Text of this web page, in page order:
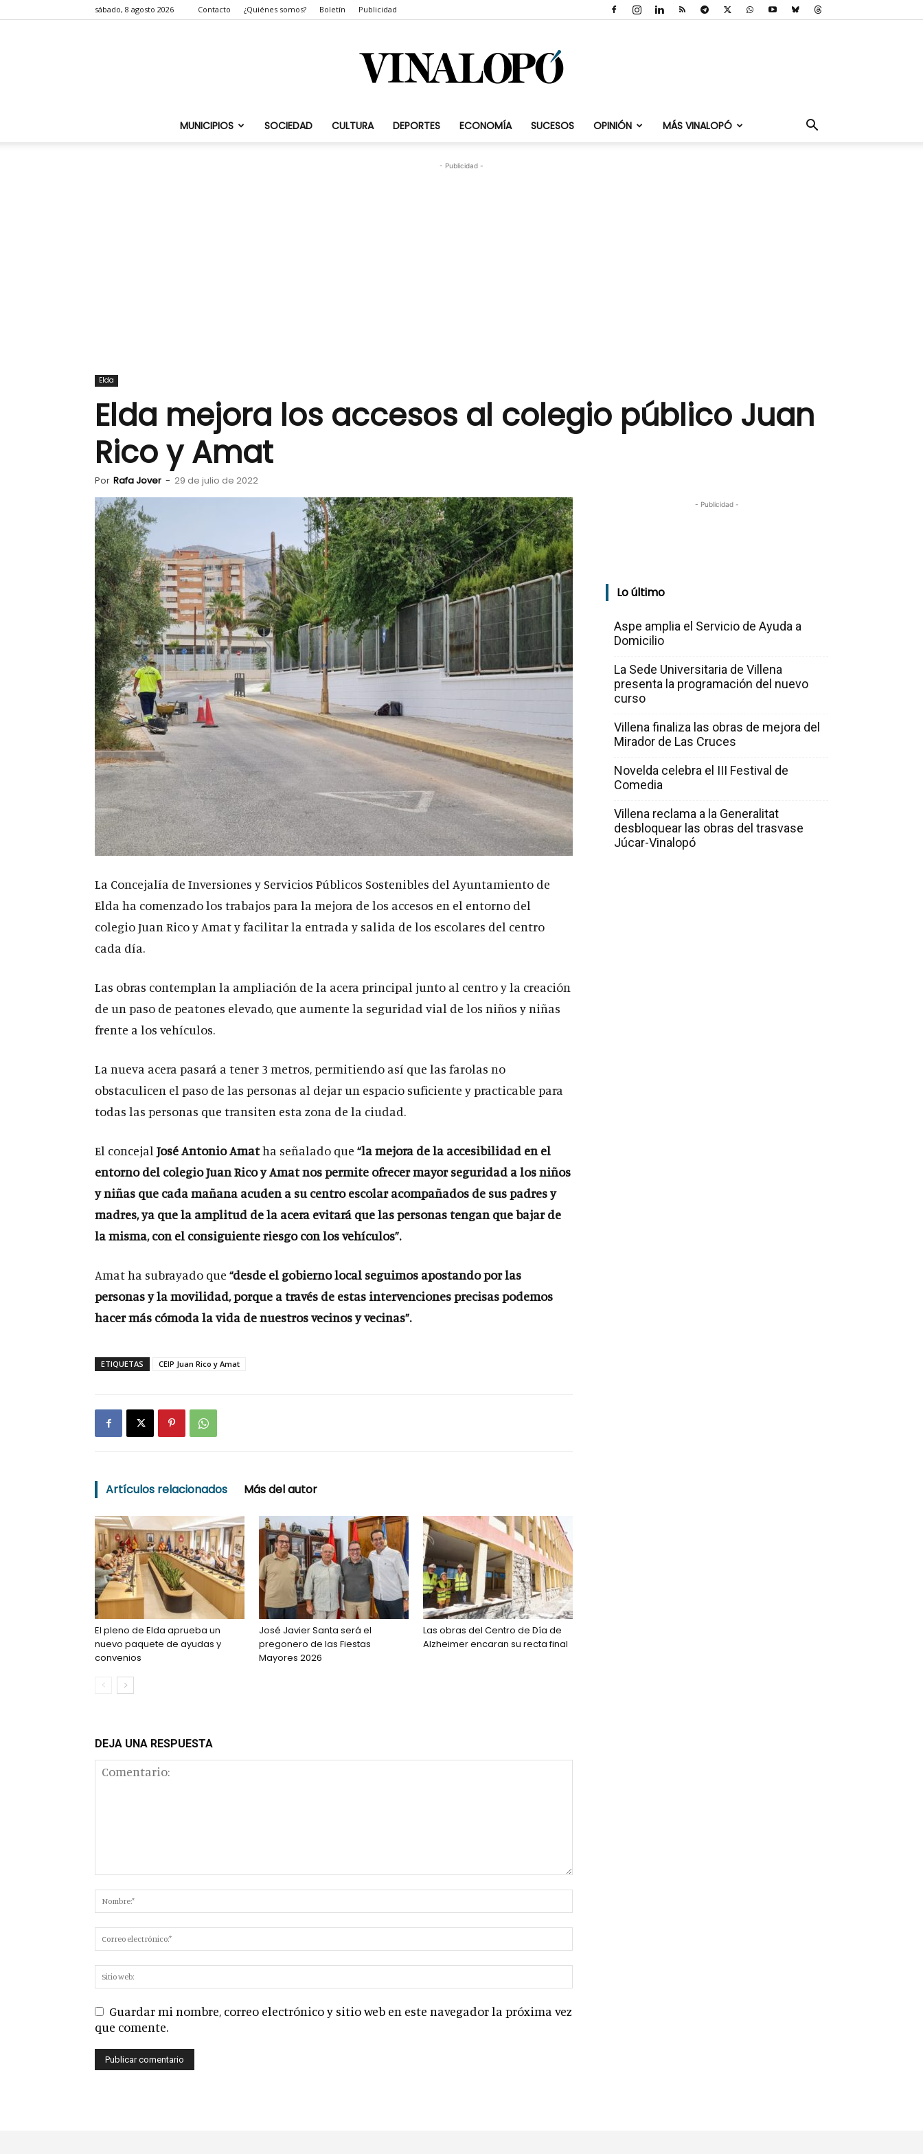
sábado, 8 agosto 2026 Contacto ¿Quiénes somos? Boletín Publicidad
Vinalopó.com
MUNICIPIOS SOCIEDAD CULTURA DEPORTES ECONOMÍA SUCESOS OPINIÓN MÁS VINALOPÓ
- Publicidad -
Elda
Elda mejora los accesos al colegio público Juan
Rico y Amat
Por Rafa Jover - 29 de julio de 2022
La Concejalía de Inversiones y Servicios Públicos Sostenibles del Ayuntamiento de
Elda ha comenzado los trabajos para la mejora de los accesos en el entorno del
colegio Juan Rico y Amat y facilitar la entrada y salida de los escolares del centro
cada día.
Las obras contemplan la ampliación de la acera principal junto al centro y la creación
de un paso de peatones elevado, que aumente la seguridad vial de los niños y niñas
frente a los vehículos.
La nueva acera pasará a tener 3 metros, permitiendo así que las farolas no
obstaculicen el paso de las personas al dejar un espacio suficiente y practicable para
todas las personas que transiten esta zona de la ciudad.
El concejal José Antonio Amatha señalado que “la mejora de la accesibilidad en el
entorno del colegio Juan Rico y Amat nos permite ofrecer mayor seguridad a los niños
y niñas que cada mañana acuden a su centro escolar acompañados de sus padres y
madres, ya que la amplitud de la acera evitará que las personas tengan que bajar de
la misma, con el consiguiente riesgo con los vehículos”.
Amat ha subrayado que “desde el gobierno local seguimos apostando por las
personas y la movilidad, porque a través de estas intervenciones precisas podemos
hacer más cómoda la vida de nuestros vecinos y vecinas”.
ETIQUETAS CEIP Juan Rico y Amat
Artículos relacionados Más del autor
El pleno de Elda aprueba un
nuevo paquete de ayudas y
convenios
José Javier Santa será el
pregonero de las Fiestas
Mayores 2026
Las obras del Centro de Día de
Alzheimer encaran su recta final
DEJA UNA RESPUESTA
Guardar mi nombre, correo electrónico y sitio web en este navegador la próxima vez
que comente.
- Publicidad -
Lo último
Aspe amplia el Servicio de Ayuda a
Domicilio
La Sede Universitaria de Villena
presenta la programación del nuevo
curso
Villena finaliza las obras de mejora del
Mirador de Las Cruces
Novelda celebra el III Festival de
Comedia
Villena reclama a la Generalitat
desbloquear las obras del trasvase
Júcar-Vinalopó